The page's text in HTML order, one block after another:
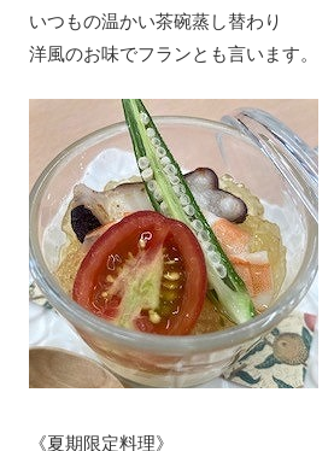
いつもの温かい茶碗蒸し替わり
洋風のお味でフランとも言います。
《夏期限定料理》